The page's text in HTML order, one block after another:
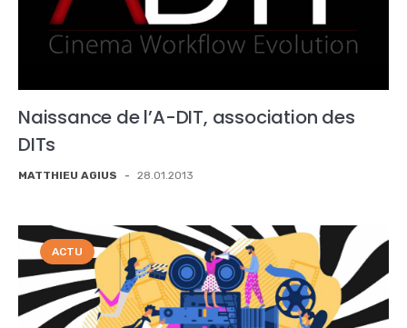
Naissance de l’A-DIT, association des
DITs
MATTHIEU AGIUS - 28.01.2013
ACTU